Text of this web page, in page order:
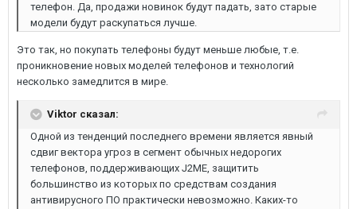
телефон. Да, продажи новинок будут падать, зато старые
модели будут раскупаться лучше.
Это так, но покупать телефоны будут меньше любые, т.е.
проникновение новых моделей телефонов и технологий
несколько замедлится в мире.
Viktor сказал:
Одной из тенденций последнего времени является явный
сдвиг вектора угроз в сегмент обычных недорогих
телефонов, поддерживающих J2ME, защитить
большинство из которых по средствам создания
антивирусного ПО практически невозможно. Каких-то